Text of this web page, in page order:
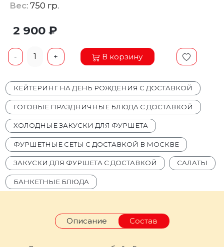
Вес: 750 гр.
2 900 ₽
- 1 + В корзину
КЕЙТЕРИНГ НА ДЕНЬ РОЖДЕНИЯ С ДОСТАВКОЙ
ГОТОВЫЕ ПРАЗДНИЧНЫЕ БЛЮДА С ДОСТАВКОЙ
ХОЛОДНЫЕ ЗАКУСКИ ДЛЯ ФУРШЕТА
ФУРШЕТНЫЕ СЕТЫ С ДОСТАВКОЙ В МОСКВЕ
ЗАКУСКИ ДЛЯ ФУРШЕТА С ДОСТАВКОЙ САЛАТЫ
БАНКЕТНЫЕ БЛЮДА
Описание Состав